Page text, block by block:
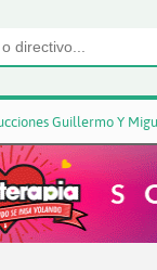
Guillermo Y